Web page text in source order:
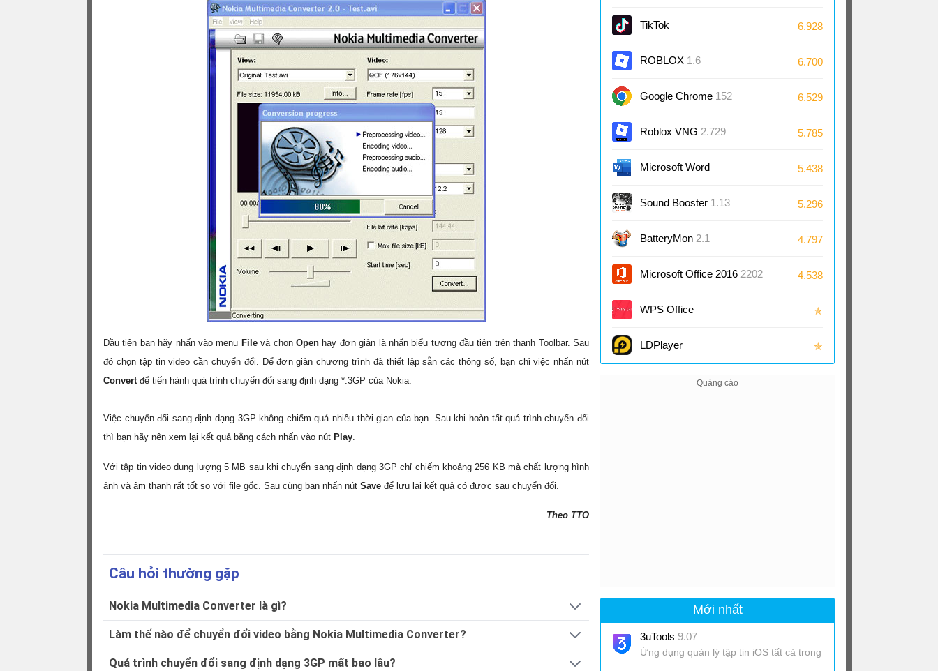
Đầu tiên bạn hãy nhấn vào menu Filevà chọn Openhay đơn giản là nhấn biểu tượng đầu tiên trên thanh Toolbar. Sau
đó chọn tập tin video cần chuyển đổi. Để đơn giản chương trình đã thiết lập sẵn các thông số, bạn chỉ việc nhấn nút
Convert để tiến hành quá trình chuyển đổi sang định dạng *.3GP của Nokia.
Việc chuyển đổi sang định dạng 3GP không chiếm quá nhiều thời gian của bạn. Sau khi hoàn tất quá trình chuyển đổi
thì bạn hãy nên xem lại kết quả bằng cách nhấn vào nút Play
Với tập tin video dung lượng 5 MB sau khi chuyển sang định dạng 3GP chỉ chiếm khoảng 256 KB mà chất lượng hình
ảnh và âm thanh rất tốt so với file gốc. Sau cùng bạn nhấn nút Save để lưu lại kết quả có được sau chuyển đổi.
Theo TTO
Câu hỏi thường gặp
Nokia Multimedia Converter là gì?
Làm thế nào để chuyển đổi video bằng Nokia Multimedia Converter?
Quá trình chuyển đổi sang định dạng 3GP mất bao lâu?
TikTok 6.928
ROBLOX 1.6 6.700
Google Chrome 152 6.529
Roblox VNG 2.729 5.785
Microsoft Word
2024/2021/2019/2016
5.438
Sound Booster 1.13 5.296
BatteryMon 2.1 4.797
Microsoft Office 2016 2202
(16.0
4.538
WPS Office ✯
LDPlayer ✯
Mới nhất
3uTools 9.07
Ứng dụng quản lý tập tin iOS tất cả trong